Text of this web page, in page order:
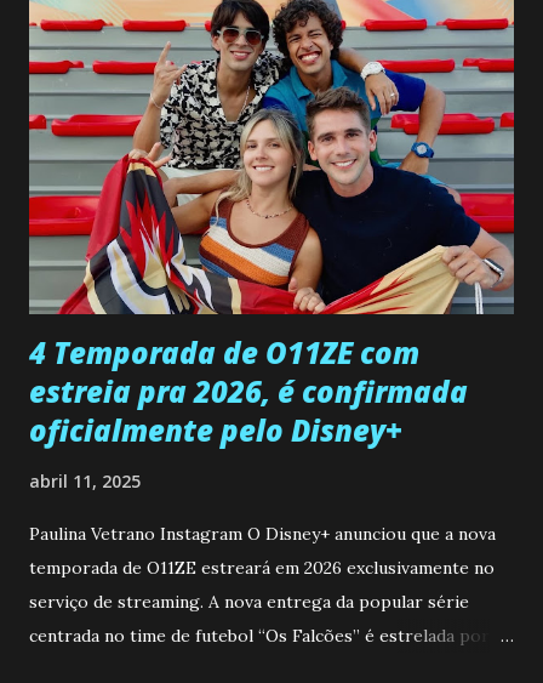
confessa a Gabriel que ele demonstrou ser o tipo de
pessoa que ela tanto desejou durante toda a vida. Camila
entra no quarto de Gabriel e imagina como seria o
encontro deles, quando conseguir seduzi-lo. Manuel avisa a
Paula sobre a suposta infidelidade de Gabriel com Joana.
Rogerio consegue se livrar de todas as suspeitas pelo
desaparecimento de Francisco, apontando que ele poderia
ter sido vítima da fúria de Gabriel. Artur informa a Gabriel
que a clínica inseminou por engano outra paciente, que está
...
4 Temporada de O11ZE com
estreia pra 2026, é confirmada
oficialmente pelo Disney+
abril 11, 2025
Paulina Vetrano Instagram O Disney+ anunciou que a nova
temporada de O11ZE estreará em 2026 exclusivamente no
serviço de streaming. A nova entrega da popular série
centrada no time de futebol “Os Falcões” é estrelada por